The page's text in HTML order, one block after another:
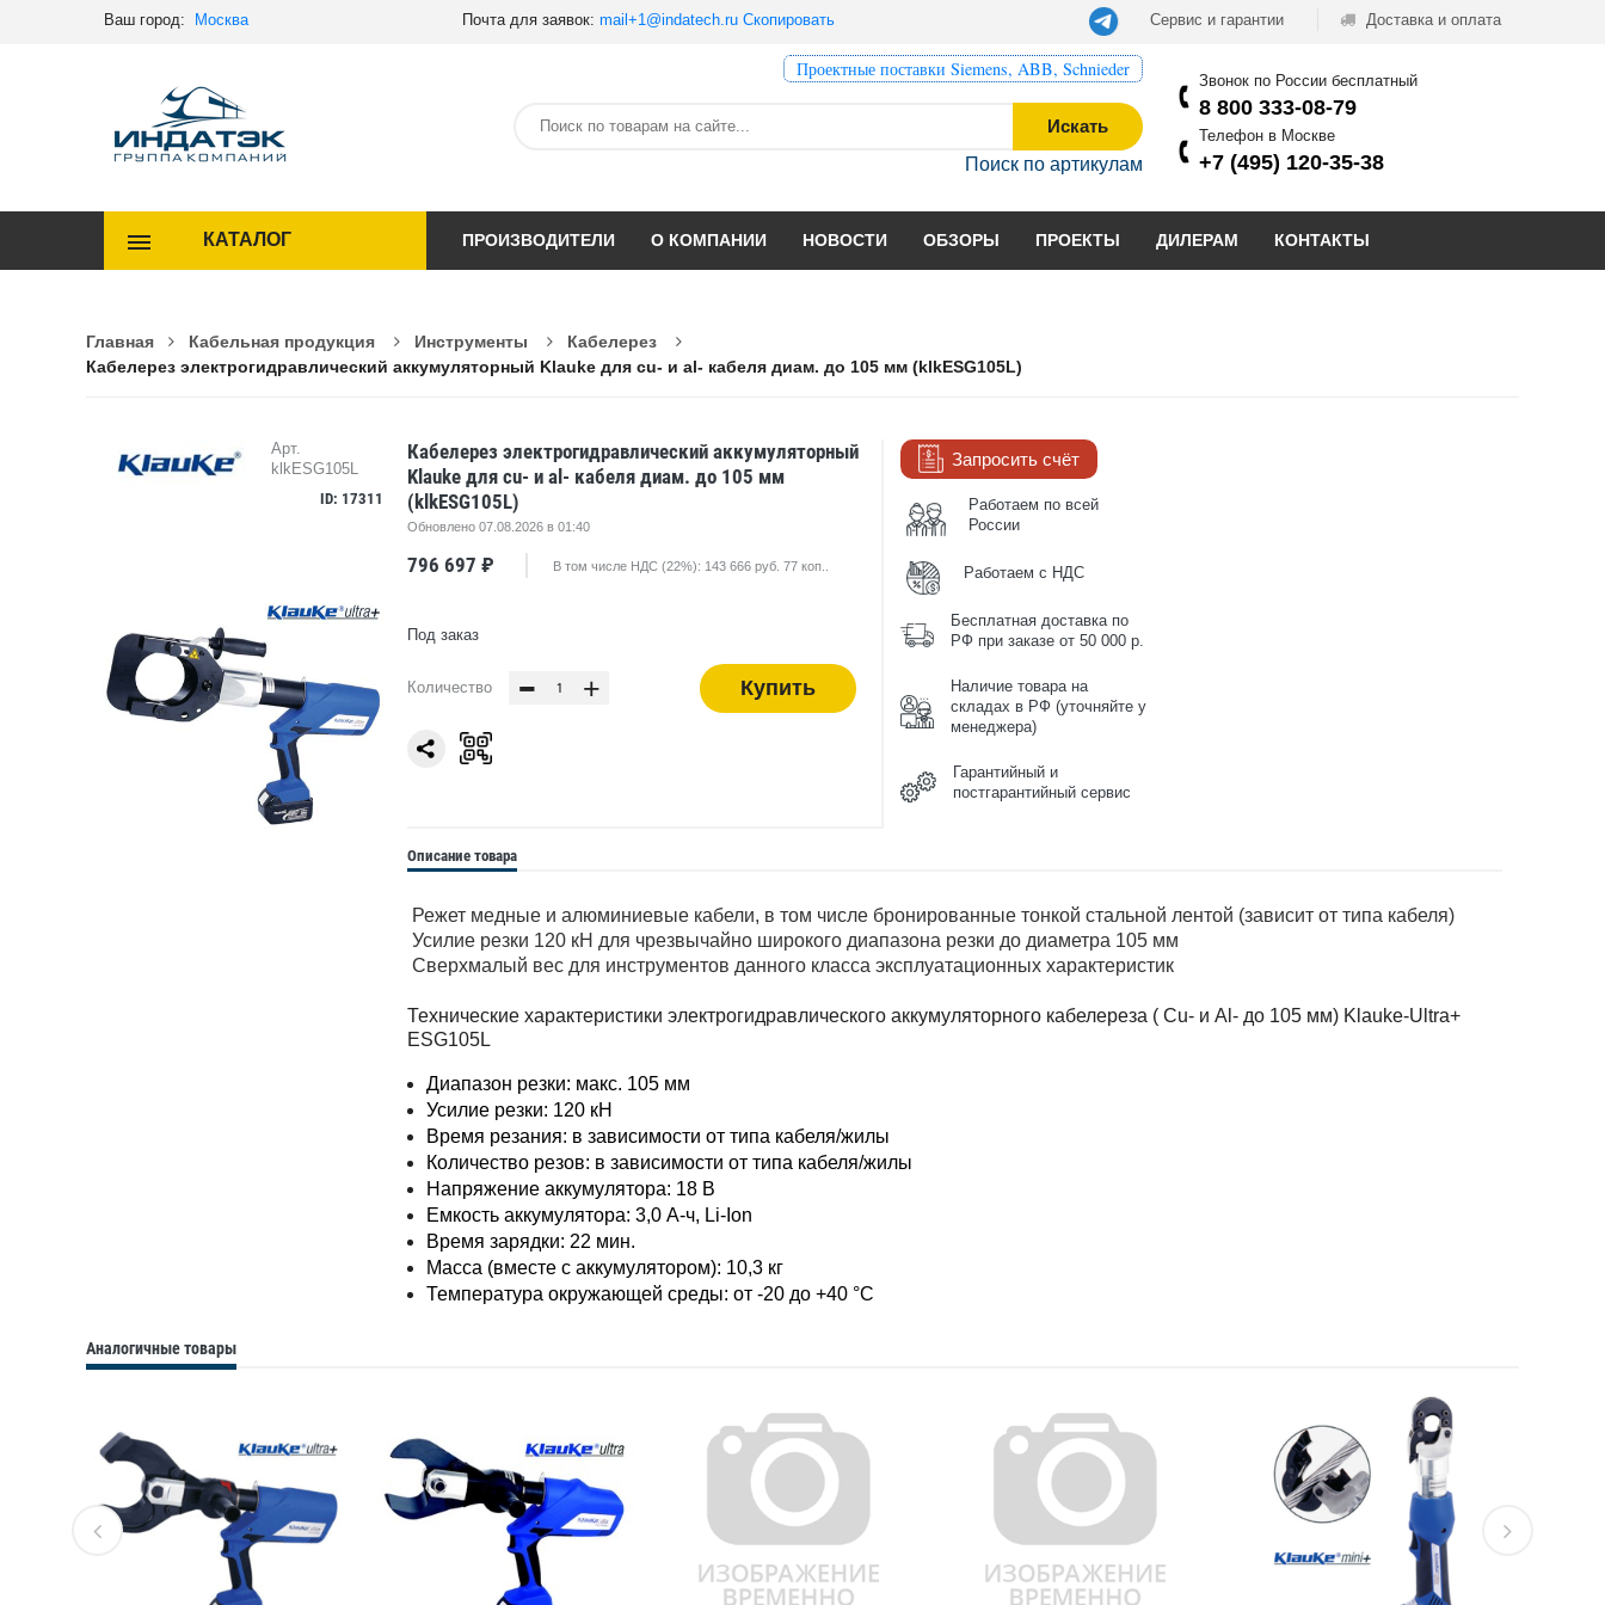
Ваш город: Москва Почта для заявок: mail+1@indatech.ru Скопировать Сервис и гарантии Доставка и оплата
Проектные поставки Siemens, ABB, Schnieder
Искать
Поиск по артикулам
Звонок по России бесплатный
8 800 333-08-79
Телефон в Москве
+7 (495) 120-35-38
КАТАЛОГ ПРОИЗВОДИТЕЛИ О КОМПАНИИ НОВОСТИ ОБЗОРЫ ПРОЕКТЫ ДИЛЕРАМ КОНТАКТЫ
Главная Кабельная продукция Инструменты
Кабелерез
Кабелерез электрогидравлический аккумуляторный Klauke для cu- и al- кабеля диам. до 105 мм (klkESG105L)
Арт.
klkESG105L
ID: 17311
Кабелерез электрогидравлический аккумуляторный
Klauke для cu- и al- кабеля диам. до 105 мм
(klkESG105L)
Обновлено 07.08.2026 в 01:40
796 697 ₽ В том числе НДС (22%): 143 666 руб. 77 коп..
Под заказ
Количество - + Купить
Запросить счёт
Работаем по всей
России
Работаем с НДС
Бесплатная доставка по
РФ при заказе от 50 000 р.
Наличие товара на
складах в РФ (уточняйте у
менеджера)
Гарантийный и
постгарантийный сервис
Описание товара
Режет медные и алюминиевые кабели, в том числе бронированные тонкой стальной лентой (зависит от типа кабеля)
Усилие резки 120 кН для чрезвычайно широкого диапазона резки до диаметра 105 мм
Сверхмалый вес для инструментов данного класса эксплуатационных характеристик
Технические характеристики электрогидравлического аккумуляторного кабелереза ( Cu- и Al- до 105 мм) Klauke-Ultra+
ESG105L
Диапазон резки: макс. 105 мм
Усилие резки: 120 кН
Время резания: в зависимости от типа кабеля/жилы
Количество резов: в зависимости от типа кабеля/жилы
Напряжение аккумулятора: 18 В
Емкость аккумулятора: 3,0 А-ч, Li-Ion
Время зарядки: 22 мин.
Масса (вместе с аккумулятором): 10,3 кг
Температура окружающей среды: от -20 до +40 °C
Аналогичные товары